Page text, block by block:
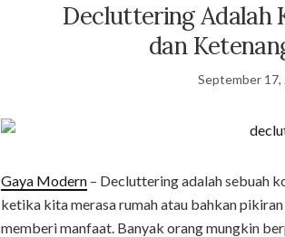
Decluttering Adalah
dan
September 17,
Gaya Modern – Decluttering adalah sebuah
ketika kita merasa rumah atau bahkan
memberi manfaat. Banyak orang mungkin